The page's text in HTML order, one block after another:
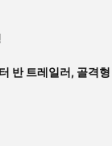
반 트레일러, 골격